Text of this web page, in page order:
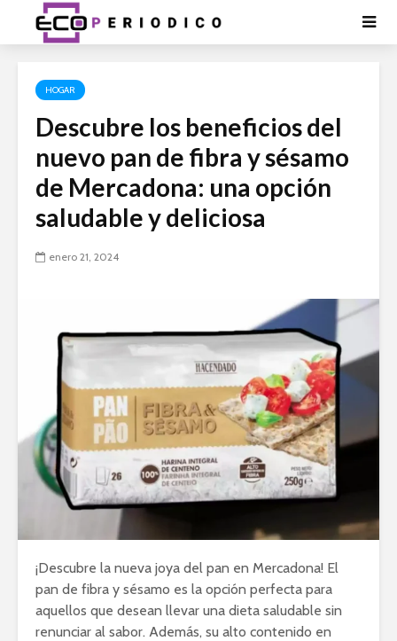
HOGAR
Descubre los beneficios del
nuevo pan de fibra y sésamo
de Mercadona: una opción
saludable y deliciosa
enero 21, 2024
¡Descubre la nueva joya del pan en Mercadona! El
pan de fibra y sésamo es la opción perfecta para
aquellos que desean llevar una dieta saludable sin
renunciar al sabor. Además, su alto contenido en